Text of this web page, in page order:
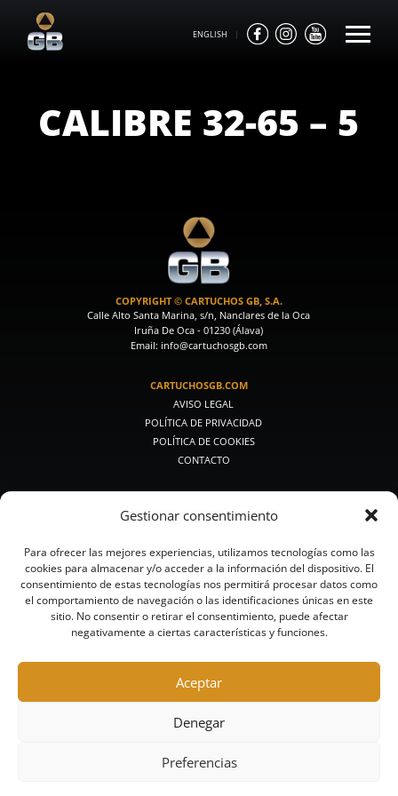
Gestionar consentimiento
Para ofrecer las mejores experiencias, utilizamos tecnologías como las
cookies para almacenar y/o acceder a la información del dispositivo. El
consentimiento de estas tecnologías nos permitirá procesar datos como
el comportamiento de navegación o las identificaciones únicas en este
sitio. No consentir o retirar el consentimiento, puede afectar
negativamente a ciertas características y funciones.
Aceptar
Denegar
Preferencias
ENGLISH |
CALIBRE 32-65 – 5
COPYRIGHT © CARTUCHOS GB, S.A.
Calle Alto Santa Marina, s/n, Nanclares de la Oca
Iruña De Oca - 01230 (Álava)
Email: info@cartuchosgb.com
CARTUCHOSGB.COM
AVISO LEGAL
POLÍTICA DE PRIVACIDAD
POLÍTICA DE COOKIES
CONTACTO
PREMIUM CAZA
CAZA CLÁSICA
CALIBRES PEQUEÑOS
BALAS Y POSTAS
CAZA ACERO
CAZA SIN PLOMO
RECORRIDOS DE CAZA Y COMPACK
ALTA COMPETICIÓN
ACERO